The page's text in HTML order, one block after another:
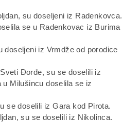
su doseljeni iz Radenkovca.
se u Radenkovac iz Burima
doseljeni iz Vrmdže od porodice
Đorđe, su se doselili iz
u Milušincu doselila se iz
se doselili iz Gara kod Pirota.
su se doselili iz Nikolinca.